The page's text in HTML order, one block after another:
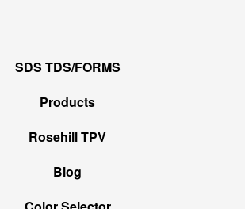
SDS TDS/FORMS
Products
Rosehill TPV
Blog